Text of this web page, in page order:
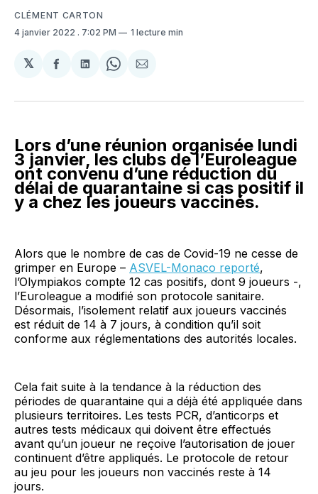
CLÉMENT CARTON
4 janvier 2022 . 7:02 PM 1 lecture min
𝕏
Partager
Facebook
Partager
LinkedIn
Share
WhatsApp
Partager
Courriel
Lors d’une réunion organisée lundi
3 janvier, les clubs de l’Euroleague
ont convenu d’une réduction du
délai de quarantaine si cas positif il
y a chez les joueurs vaccinés.
Alors que le nombre de cas de Covid-19 ne cesse de
grimper en Europe – ASVEL-Monaco reporté,
l’Olympiakos compte 12 cas positifs, dont 9 joueurs -,
l’Euroleague a modifié son protocole sanitaire.
Désormais, l’isolement relatif aux joueurs vaccinés
est réduit de 14 à 7 jours, à condition qu’il soit
conforme aux réglementations des autorités locales.
Cela fait suite à la tendance à la réduction des
périodes de quarantaine qui a déjà été appliquée dans
plusieurs territoires. Les tests PCR, d’anticorps et
autres tests médicaux qui doivent être effectués
avant qu’un joueur ne reçoive l’autorisation de jouer
continuent d’être appliqués. Le protocole de retour
au jeu pour les joueurs non vaccinés reste à 14
jours.